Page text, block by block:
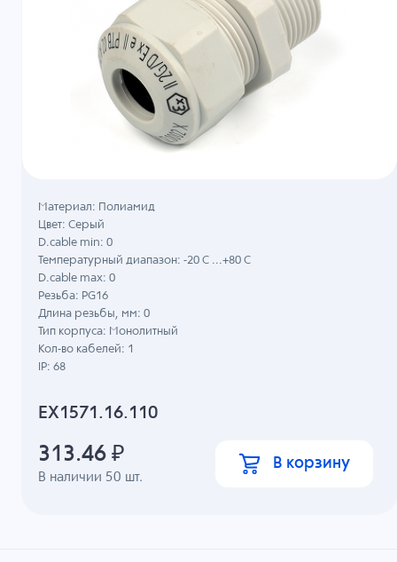
EX1571.16.110
В наличии 50 шт.
Материал: Полиамид
Цвет: Серый
D.cable min: 0
Температурный диапазон: -20 C ...+80 C
D.cable max: 0
Резьба: PG16
Длина резьбы, мм: 0
Тип корпуса: Монолитный
Кол-во кабелей: 1
IP: 68
313.46 ₽ В корзину